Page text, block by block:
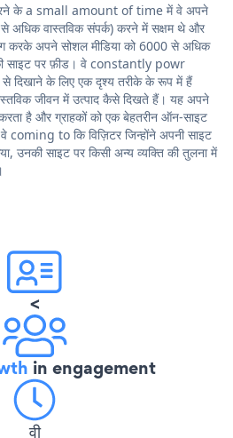
के a small amount of time में वे अपने
अधिक वास्तविक संपर्क) करने में सक्षम थे और
करके अपने सोशल मीडिया को 6000 से अधिक
साइट पर फ़ीड। वे constantly powr
से दिखाने के लिए एक दृश्य तरीके के रूप में हैं
जीवन में उत्पाद कैसे दिखते हैं। यह अपने
करता है और ग्राहकों को एक बेहतरीन ऑन-साइट
coming to कि विज़िटर जिन्होंने अपनी साइट
उनकी साइट पर किसी अन्य व्यक्ति की तुलना में
<
in engagement
वी